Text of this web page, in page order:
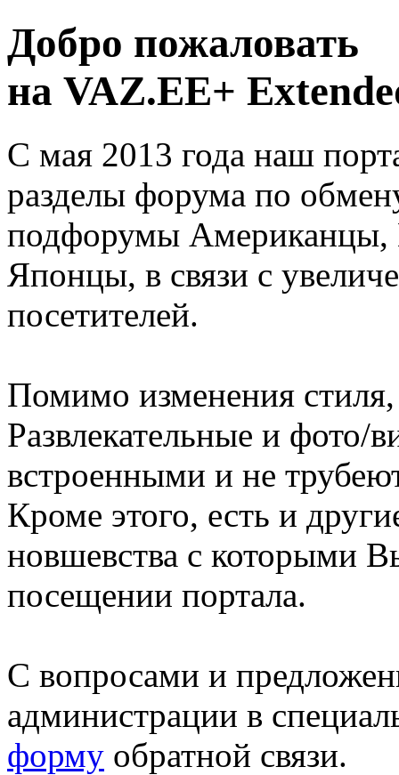
Добро пожаловать
на VAZ.EE+
С мая 2013 года наш
разделы форума по
подфорумы
Японцы, в связи с
посетителей.
Помимо изменения
Развлекательные и фото/
встроенными и не
Кроме этого, есть и
новшевства с которыми
посещении портала.
С вопросами и
администрации в
форму обратной связи.